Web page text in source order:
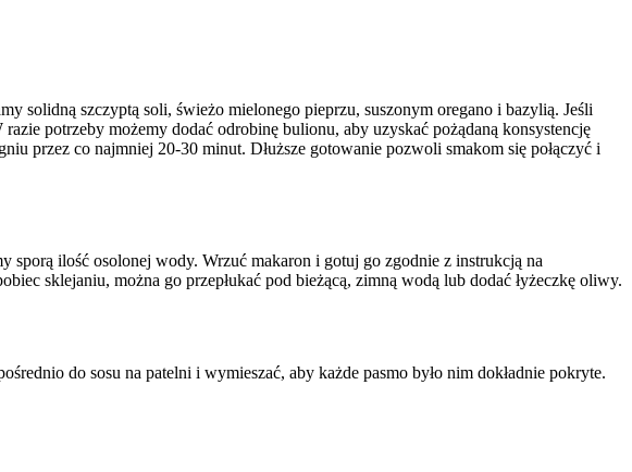
solidną szczyptą soli, świeżo mielonego pieprzu, suszonym oregano i bazylią. Jeśli
potrzeby możemy dodać odrobinę bulionu, aby uzyskać pożądaną konsystencję
przez co najmniej 20-30 minut. Dłuższe gotowanie pozwoli smakom się połączyć i
sporą ilość osolonej wody. Wrzuć makaron i gotuj go zgodnie z instrukcją na
sklejaniu, można go przepłukać pod bieżącą, zimną wodą lub dodać łyżeczkę oliwy.
do sosu na patelni i wymieszać, aby każde pasmo było nim dokładnie pokryte.